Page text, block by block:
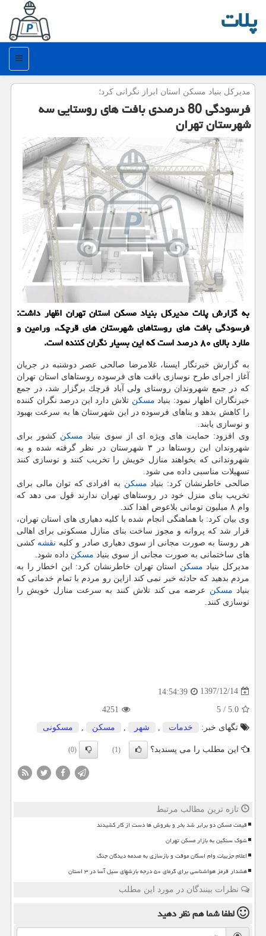
پلات
منو
مدیركل بنیاد مسكن استان ابراز نگرانی كرد؛
فرسودگی 80 درصدی بافت های روستایی سه
شهرستان تهران
به گزارش پلات مدیركل بنیاد مسكن استان تهران اظهار داشت:
فرسودگی بافت های روستاهای شهرستان های قرچك، ورامین و
ملارد بالای ۸۰ درصد است كه این بسیار نگران كننده است.
به گزارش خبرنگار ایسنا، غلامرضا صالحی عصر دوشنبه در جریان
آغاز اجرای طرح نوسازی بافت های فرسوده روستاهای استان تهران
كه در جمع شهروندان روستای ولی آباد قرچك برگزار شد، در جمع
خبرنگاران اظهار نمود: بنیاد مسكن تلاش دارد این درصد نگران كننده
را كاهش بدهد و بناهای فرسوده در این شهرستان ها به سرعت بهبود
و نوسازی یابند.
وی افزود: حمایت های ویژه ای از سوی بنیاد مسكن كشور برای
شهروندان این روستاها در ۳ شهرستان در نظر گرفته شده و به
شهروندانی كه بخواهند منازل خویش را تخریب كنند و نوسازی كنند
تسهیلات مناسبی داده می شود.
صالحی خاطرنشان كرد: بنیاد مسكن به افرادی كه توان مالی برای
تخریب بنای منزل خود در روستاهای تهران ندارند قول می دهد كه
وام ۸ میلیون تومانی بلاعوض اهدا كند.
وی بیان كرد: با هماهنگی انجام شده با كلیه دهیاری های استان تهران،
قرار شد كه پروانه و مجوز ساخت بنای منازل مسكونی برای اهالی
هر روستا به صورت مجانی از سوی دهیاری صادر و كلیه نقشه كشی
های ساختمانی به صورت مجانی از سوی بنیاد مسكن داده شود.
مدیركل بنیاد مسكن استان تهران خاطرنشان كرد: این اخطار را به
مردم بدهید كه حادثه خبر نمی كند ازاین رو مردم با تمام خدماتی كه
بنیاد مسكن عرضه می كند تلاش كنند به سرعت منازل خویش را
نوسازی كنند.
1397/12/14
14:54:39
5.0
/
5
4251
تگهای خبر:
خدمات شهر مسكن مسكونی
این مطلب را می پسندید؟ (1)
(0)
تازه ترین مطالب مرتبط
قیمت مسکن دو برابر شد بخر و بفروش ها دست از کار کشیدند
شوک سنگین به بازار مسکن تهران
اعلام جزییات وام اسکان موقت و بازسازی به صدمه دیدگان جنگ
هشدار قرمز هواشناسی برای گرمای ۵۰ درجه بارشهای سیل آسا در ۳ استان
نظرات بینندگان در مورد این مطلب
لطفا شما همنظر دهید